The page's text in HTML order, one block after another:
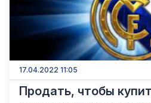
17.04.2022 11:05
Продать, чтобы